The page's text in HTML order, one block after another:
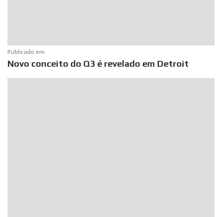
Publicado em
Novo conceito do Q3 é revelado em Detroit